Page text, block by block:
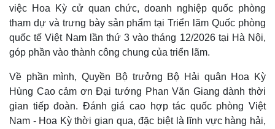
việc Hoa Kỳ cử quan chức, doanh nghiệp quốc phòng
tham dự và trưng bày sản phẩm tại Triển lãm Quốc phòng
quốc tế Việt Nam lần thứ 3 vào tháng 12/2026 tại Hà Nội,
góp phần vào thành công chung của triển lãm.
Về phần mình, Quyền Bộ trưởng Bộ Hải quân Hoa Kỳ
Hùng Cao cảm ơn Đại tướng Phan Văn Giang dành thời
gian tiếp đoàn. Đánh giá cao hợp tác quốc phòng Việt
Nam - Hoa Kỳ thời gian qua, đặc biệt là lĩnh vực hàng hải,